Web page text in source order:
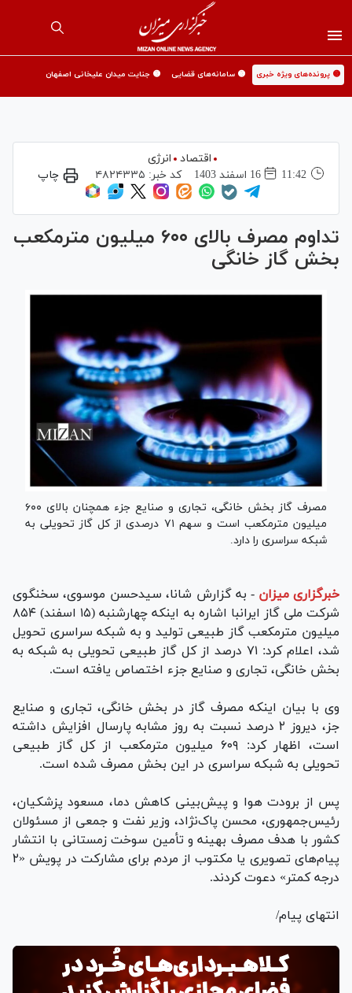
🟡 پرونده‌های ویژه خبری 🟡 سامانه‌های قضایی 🟡 جنایت میدان علیخانی اصفهان
اقتصاد
انرژی
11:42
16 اسفند 1403 کد خبر: ۴۸۲۴۳۳۵ چاپ
تداوم مصرف بالای ۶۰۰ میلیون مترمکعب
بخش گاز خانگی
مصرف گاز بخش خانگی، تجاری و صنایع جزء همچنان بالای ۶۰۰
میلیون مترمکعب است و سهم ۷۱ درصدی از کل گاز تحویلی به
شبکه سراسری را دارد.
خبرگزاری میزان - به گزارش شانا، سیدحسن موسوی، سخنگوی
شرکت ملی گاز ایرانبا اشاره به اینکه چهارشنبه (۱۵ اسفند) ۸۵۴
میلیون مترمکعب گاز طبیعی تولید و به شبکه سراسری تحویل
شد، اعلام کرد: ۷۱ درصد از کل گاز طبیعی تحویلی به شبکه به
بخش خانگی، تجاری و صنایع جزء اختصاص یافته است.
وی با بیان اینکه مصرف گاز در بخش خانگی، تجاری و صنایع
جز، دیروز ۲ درصد نسبت به روز مشابه پارسال افزایش داشته
است، اظهار کرد: ۶۰۹ میلیون مترمکعب از کل گاز طبیعی
تحویلی به شبکه سراسری در این بخش مصرف شده است.
پس از برودت هوا و پیش‌بینی کاهش دما، مسعود پزشکیان،
رئیس‌جمهوری، محسن پاک‌نژاد، وزیر نفت و جمعی از مسئولان
کشور با هدف مصرف بهینه و تأمین سوخت زمستانی با انتشار
پیام‌های تصویری یا مکتوب از مردم برای مشارکت در پویش «۲
درجه کمتر» دعوت کردند.
انتهای پیام/